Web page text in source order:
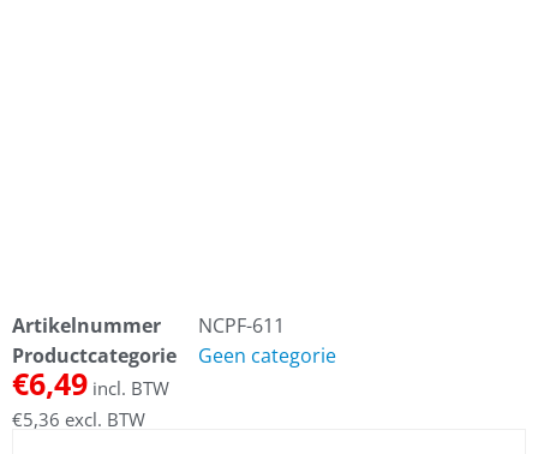
Artikelnummer
NCPF-611
Productcategorie
Geen categorie
€6,49 incl. BTW
€5,36 excl. BTW